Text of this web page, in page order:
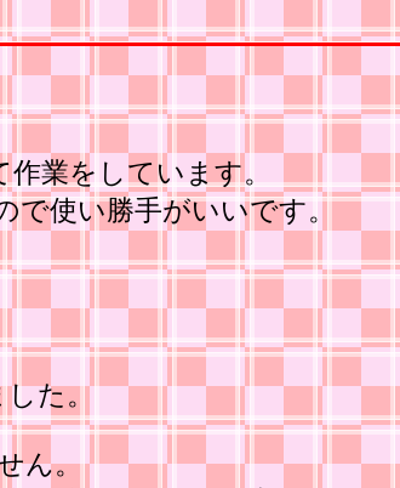
業をしています。
で使い勝手がいいです。
した。
ん。